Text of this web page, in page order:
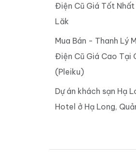
Điện Cũ Giá Tốt
Lăk
Mua Bán - Thanh Lý
Điện Cũ Giá Cao Tại
(Pleiku)
Dự án khách sạn Hạ
Hotel ở Hạ Long,